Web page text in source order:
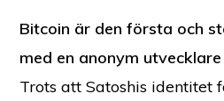
Bitcoin är den första och
med en anonym
Trots att Satoshis identitet